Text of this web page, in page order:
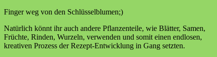
Finger weg von den Schlüsselblumen;)
Natürlich könnt ihr auch andere Pflanzenteile, wie Blätter, Samen,
Früchte, Rinden, Wurzeln, verwenden und somit einen endlosen,
kreativen Prozess der Rezept-Entwicklung in Gang setzten.